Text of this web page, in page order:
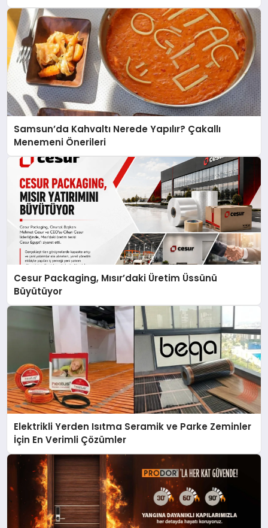
açıklamada şunları kaydetti:
Samsun’da Kahvaltı Nerede Yapılır? Çakallı
Menemeni Önerileri
Cesur Packaging, Mısır’daki Üretim Üssünü
Büyütüyor
Elektrikli Yerden Isıtma Seramik ve Parke Zeminler
İçin En Verimli Çözümler